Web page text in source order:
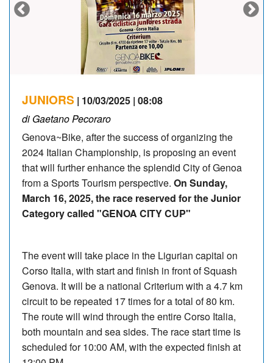
JUNIORS | 10/03/2025 | 08:08
di Gaetano Pecoraro
Genova~Bike, after the success of organizing the
2024 Italian Championship, is proposing an event
that will further enhance the splendid City of Genoa
from a Sports Tourism perspective. On Sunday,
March 16, 2025, the race reserved for the Junior
Category called "GENOA CITY CUP"
The event will take place in the Ligurian capital on
Corso Italia, with start and finish in front of Squash
Genova. It will be a national Criterium with a 4.7 km
circuit to be repeated 17 times for a total of 80 km.
The route will wind through the entire Corso Italia,
both mountain and sea sides. The race start time is
scheduled for 10:00 AM, with the expected finish at